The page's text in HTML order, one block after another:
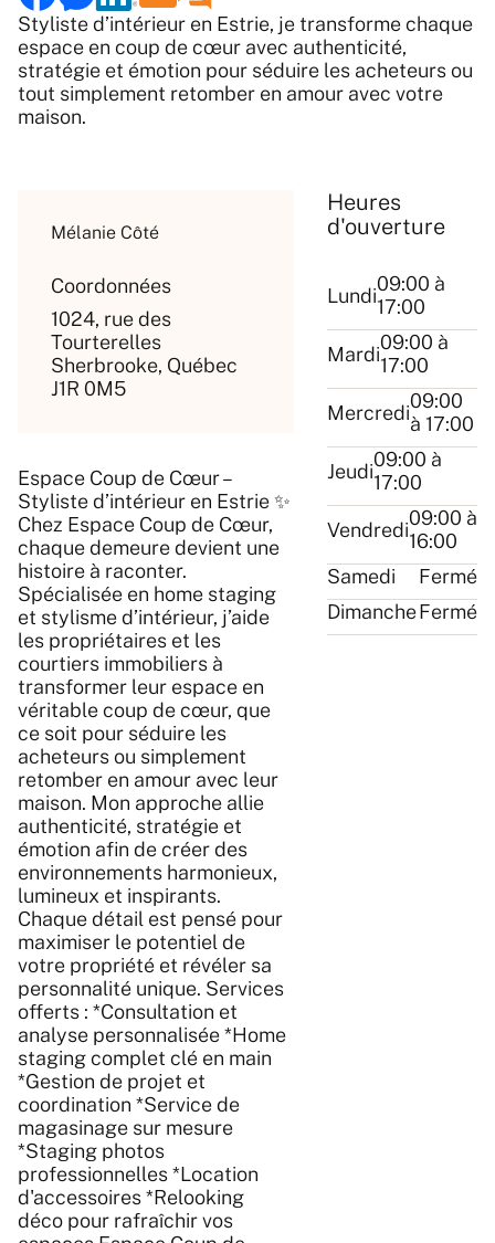
Styliste d’intérieur en Estrie, je transforme chaque
espace en coup de cœur avec authenticité,
stratégie et émotion pour séduire les acheteurs ou
tout simplement retomber en amour avec votre
maison.
Mélanie Côté
Coordonnées
1024, rue des
Tourterelles
Sherbrooke, Québec
J1R 0M5
Espace Coup de Cœur –
Styliste d’intérieur en Estrie ✨
Chez Espace Coup de Cœur,
chaque demeure devient une
histoire à raconter.
Spécialisée en home staging
et stylisme d’intérieur, j’aide
les propriétaires et les
courtiers immobiliers à
transformer leur espace en
véritable coup de cœur, que
ce soit pour séduire les
acheteurs ou simplement
retomber en amour avec leur
maison. Mon approche allie
authenticité, stratégie et
émotion afin de créer des
environnements harmonieux,
lumineux et inspirants.
Chaque détail est pensé pour
maximiser le potentiel de
votre propriété et révéler sa
personnalité unique. Services
offerts : *Consultation et
analyse personnalisée *Home
staging complet clé en main
*Gestion de projet et
coordination *Service de
magasinage sur mesure
*Staging photos
professionnelles *Location
d'accessoires *Relooking
déco pour rafraîchir vos
Heures
d'ouverture
Lundi09:00 à
17:00
Mardi09:00 à
17:00
Mercredi09:00
à 17:00
Jeudi09:00 à
17:00
Vendredi09:00 à
16:00
Samedi
Fermé
DimancheFermé